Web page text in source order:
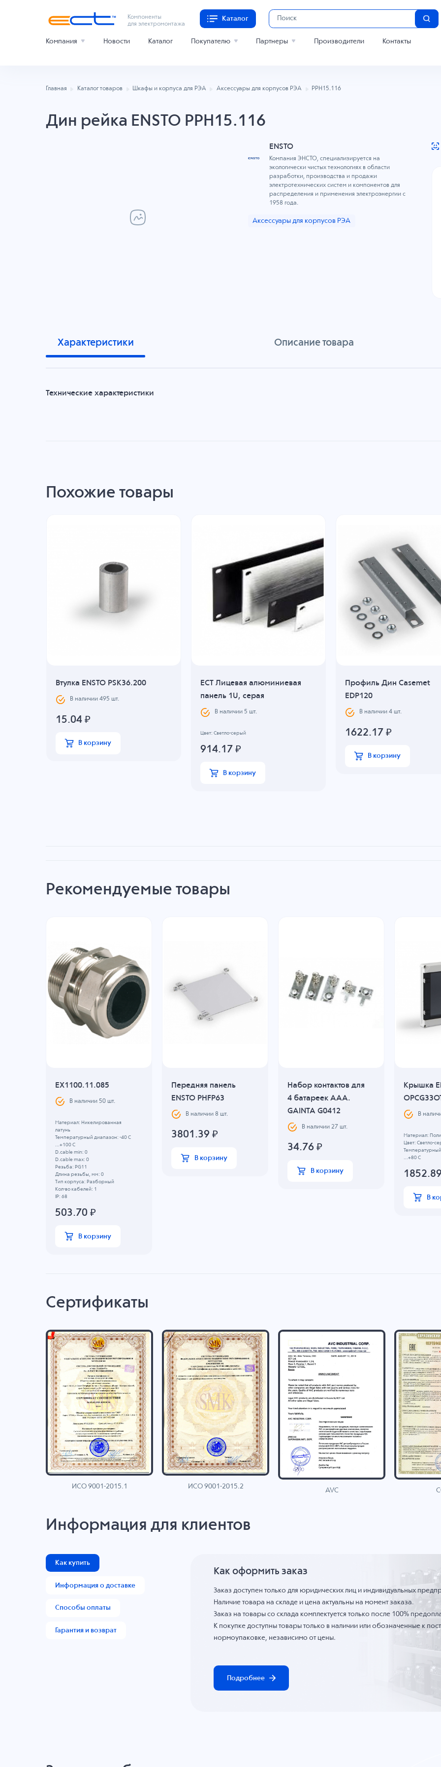
Компоненты
для электромонтажа
Каталог
Компания Новости Каталог Покупателю Партнеры Производители Контакты
Главная Каталог товаров Шкафы и корпуса для РЭА Аксессуары для корпусов РЭА PPH15.116
Дин рейка ENSTO PPH15.116
ENSTO
Компания ЭНСТО, специализируется на
экологически чистых технологиях в области
разработки, производства и продажи
электротехнических систем и компонентов для
распределения и применения электроэнергии с
1958 года.
Аксессуары для корпусов РЭА
Характеристики Описание товара
Технические характеристики
Похожие товары
Втулка ENSTO PSK36.200
В наличии 495 шт.
15.04₽
В корзину
ECT Лицевая алюминиевая
панель 1U, серая
В наличии 5 шт.
Цвет: Светло-серый
914.17 ₽
В корзину
Профиль Дин Casemet
EDP120
В наличии 4шт.
1622.17₽
В корзину
Рекомендуемые товары
EX1100.11.085
В наличии 50 шт.
Материал: Никелированная
латунь
Температурный диапазон: -40 C
...+100 C
D.cable min: 0
D.cable max: 0
Резьба: PG11
Длина резьбы, мм: 0
Тип корпуса: Разборный
Кол-во кабелей: 1
IP: 68
503.70 ₽
В корзину
Передняя панель
ENSTO PHFP63
В наличии8 шт.
3801.39 ₽
В корзину
Набор контактов для
4 батареек ААА.
GAINTA G0412
В наличии27 шт.
34.76 ₽
В корзину
Крышка
В
Материал:
Цвет: Светло-
...+80 C
1852.89
В
Сертификаты
ИСО 9001-2015.1 ИСО 9001-2015.2
AVC
Информация для клиентов
Как купить
Информация о доставке
Способы оплаты
Гарантия и возврат
Как оформить заказ
Заказ доступен только для юридических лиц и индивидуальных
Наличие товара на складе и цена актуальны на момент заказа.
Заказ на товары со склада комплектуется только после 100%
К покупке доступны товары только в наличии или обозначенные к
нормоупаковке, независимо от цены.
Подробнее